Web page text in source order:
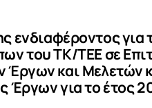
ενδιαφέροντος για
του ΤΚ/ΤΕΕ σε
και Μελετών
Έργων για το έτος